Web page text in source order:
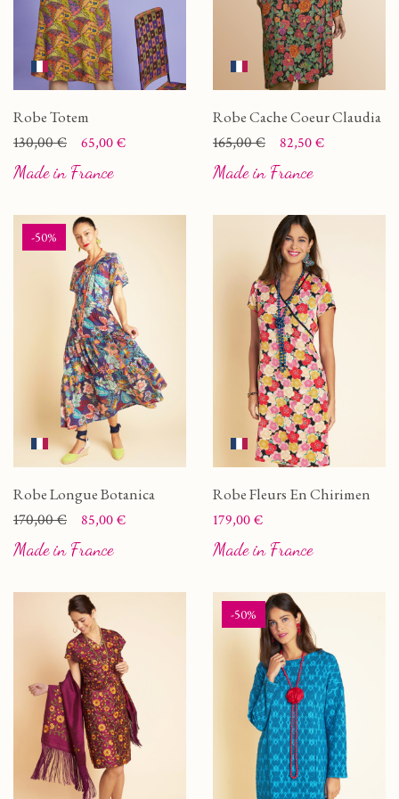
Robe Totem
Prix
Prix de base
130,00 € 65,00 €
Made in France
Robe Cache Coeur Claudia
Prix
Prix de base
165,00 € 82,50 €
Made in France
-50%
Robe Longue Botanica
Prix
Prix de base
170,00 € 85,00 €
Made in France
Robe Fleurs En Chirimen
Prix
179,00 €
Made in France
-50%